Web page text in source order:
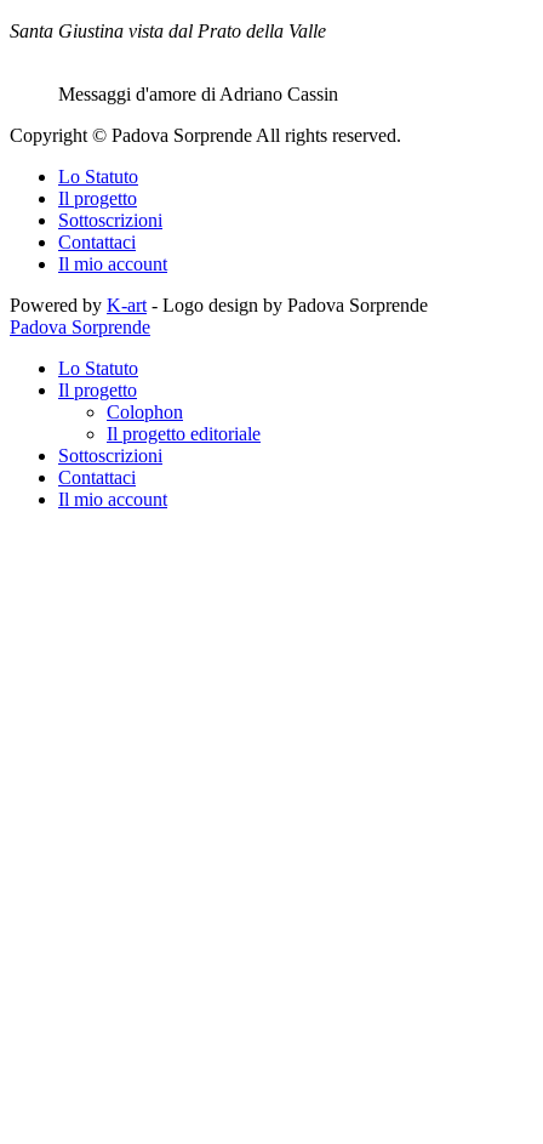
Santa Giustina vista dal Prato della Valle
Messaggi d'amore di Adriano Cassin
Copyright © Padova Sorprende All rights reserved.
Lo Statuto
Il progetto
Sottoscrizioni
Contattaci
Il mio account
Powered by K-art - Logo design by Padova Sorprende
Padova Sorprende
Lo Statuto
Il progetto
Colophon
Il progetto editoriale
Sottoscrizioni
Contattaci
Il mio account